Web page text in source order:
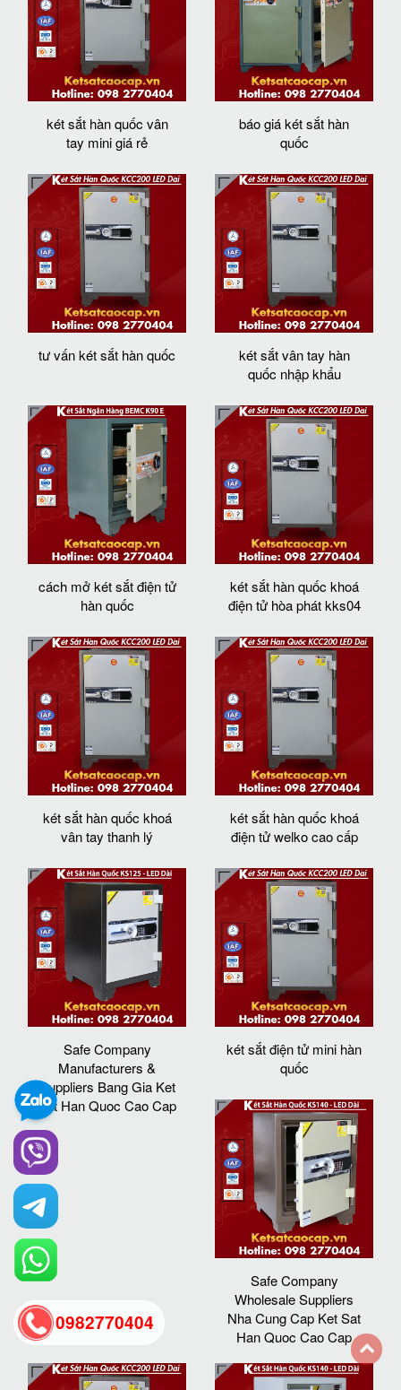
két sắt hàn quốc vân
tay mini giá rẻ
báo giá két sắt hàn
quốc
tư vấn két sắt hàn quốc
két sắt vân tay hàn
quốc nhập khẩu
cách mở két sắt điện tử
hàn quốc
két sắt hàn quốc khoá
điện tử hòa phát kks04
két sắt hàn quốc khoá
vân tay thanh lý
két sắt hàn quốc khoá
điện tử welko cao cấp
Safe Company
Manufacturers &
Suppliers Bang Gia Ket
Sat Han Quoc Cao Cap
két sắt điện tử mini hàn
quốc
Safe Company
Wholesale Suppliers
Nha Cung Cap Ket Sat
Han Quoc Cao Cap
0982770404
back